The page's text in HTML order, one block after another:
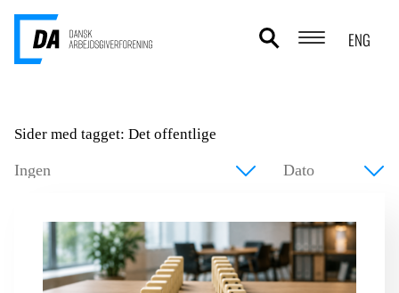
ENG
TEMAER
OM DA
Sider med tagget: Det offentlige